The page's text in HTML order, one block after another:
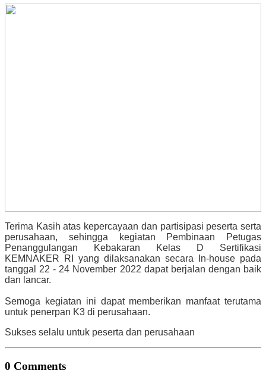
Terima Kasih atas kepercayaan dan partisipasi peserta serta
perusahaan, sehingga kegiatan
Pembinaan Petugas
Penanggulangan Kebakaran Kelas D Sertifikasi
KEMNAKER RI yang dilaksanakan secara In-house pada
tanggal 22 - 24 November 2022 dapat berjalan dengan baik
dan lancar.
Semoga kegiatan ini dapat memberikan manfaat terutama
untuk penerpan K3 di perusahaan.
Sukses selalu untuk peserta dan perusahaan
0 Comments